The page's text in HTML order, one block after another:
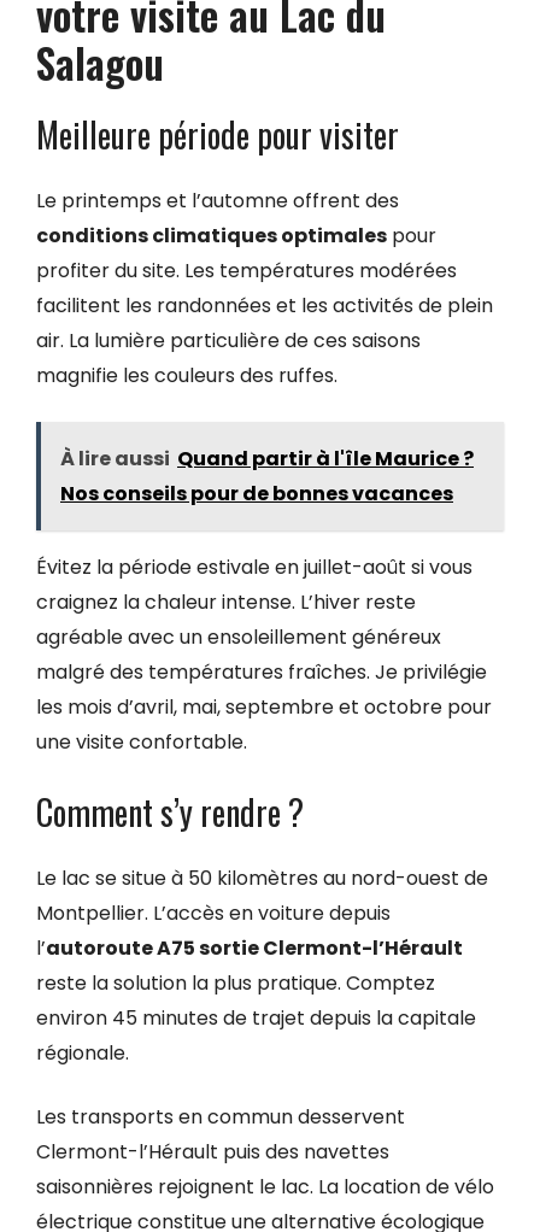
votre visite au Lac du
Salagou
Meilleure période pour visiter
Le printemps et l’automne offrent des
conditions climatiques optimales pour
profiter du site. Les températures modérées
facilitent les randonnées et les activités de plein
air. La lumière particulière de ces saisons
magnifie les couleurs des ruffes.
À lire aussi Quand partir à l'île Maurice ?
Nos conseils pour de bonnes vacances
Évitez la période estivale en juillet-août si vous
craignez la chaleur intense. L’hiver reste
agréable avec un ensoleillement généreux
malgré des températures fraîches. Je privilégie
les mois d’avril, mai, septembre et octobre pour
une visite confortable.
Comment s’y rendre ?
Le lac se situe à 50 kilomètres au nord-ouest de
Montpellier. L’accès en voiture depuis
l’autoroute A75 sortie Clermont-l’Hérault
reste la solution la plus pratique. Comptez
environ 45 minutes de trajet depuis la capitale
régionale.
Les transports en commun desservent
Clermont-l’Hérault puis des navettes
saisonnières rejoignent le lac. La location de vélo
électrique constitue une alternative écologique